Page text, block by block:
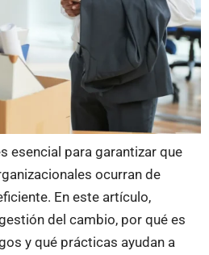
esencial para garantizar que
ocurran de
En este artículo,
del cambio, por qué es
y qué prácticas ayudan a